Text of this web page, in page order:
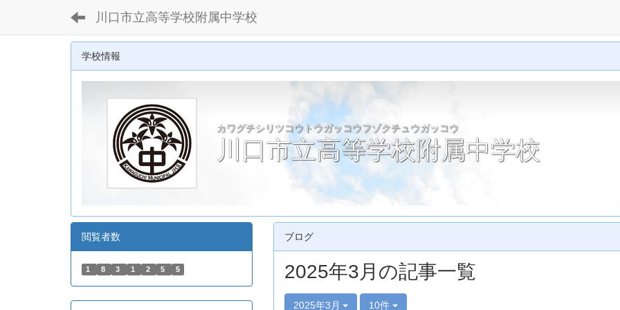
川口市立高等学校附属中学校
学校情報
カワグチシリツコウトウガッコウフゾクチュウガッコウ
川口市立高等学校附属中学校
ブログ
2025年3月の記事一覧
2025年3月 10件
閲覧者数
1 8 3 1 2 5 5